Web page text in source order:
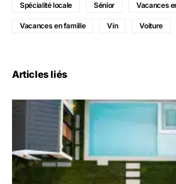
Spécialité locale Sénior Vacances
Vacances en famille Vin Voiture
Articles liés